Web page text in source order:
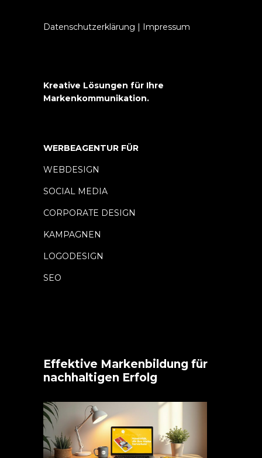
Datenschutzerklärung Impressum
Kreative Lösungen für Ihre
Markenkommunikation.
WERBEAGENTUR FÜR
WEBDESIGN
SOCIAL MEDIA
CORPORATE DESIGN
KAMPAGNEN
LOGODESIGN
SEO
Effektive Markenbildung für
nachhaltigen Erfolg